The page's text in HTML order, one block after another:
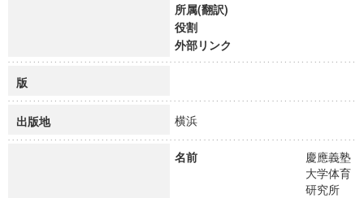
所属(翻訳)
役割
外部リンク
版
出版地 横浜
名前
慶應義塾
大学体育
研究所